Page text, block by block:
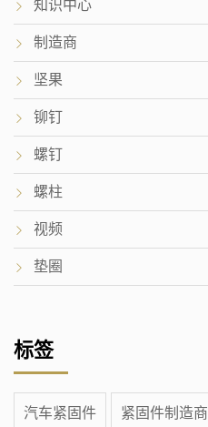
知识中心
制造商
坚果
铆钉
螺钉
螺柱
视频
垫圈
标签
汽车紧固件 紧固件制造商